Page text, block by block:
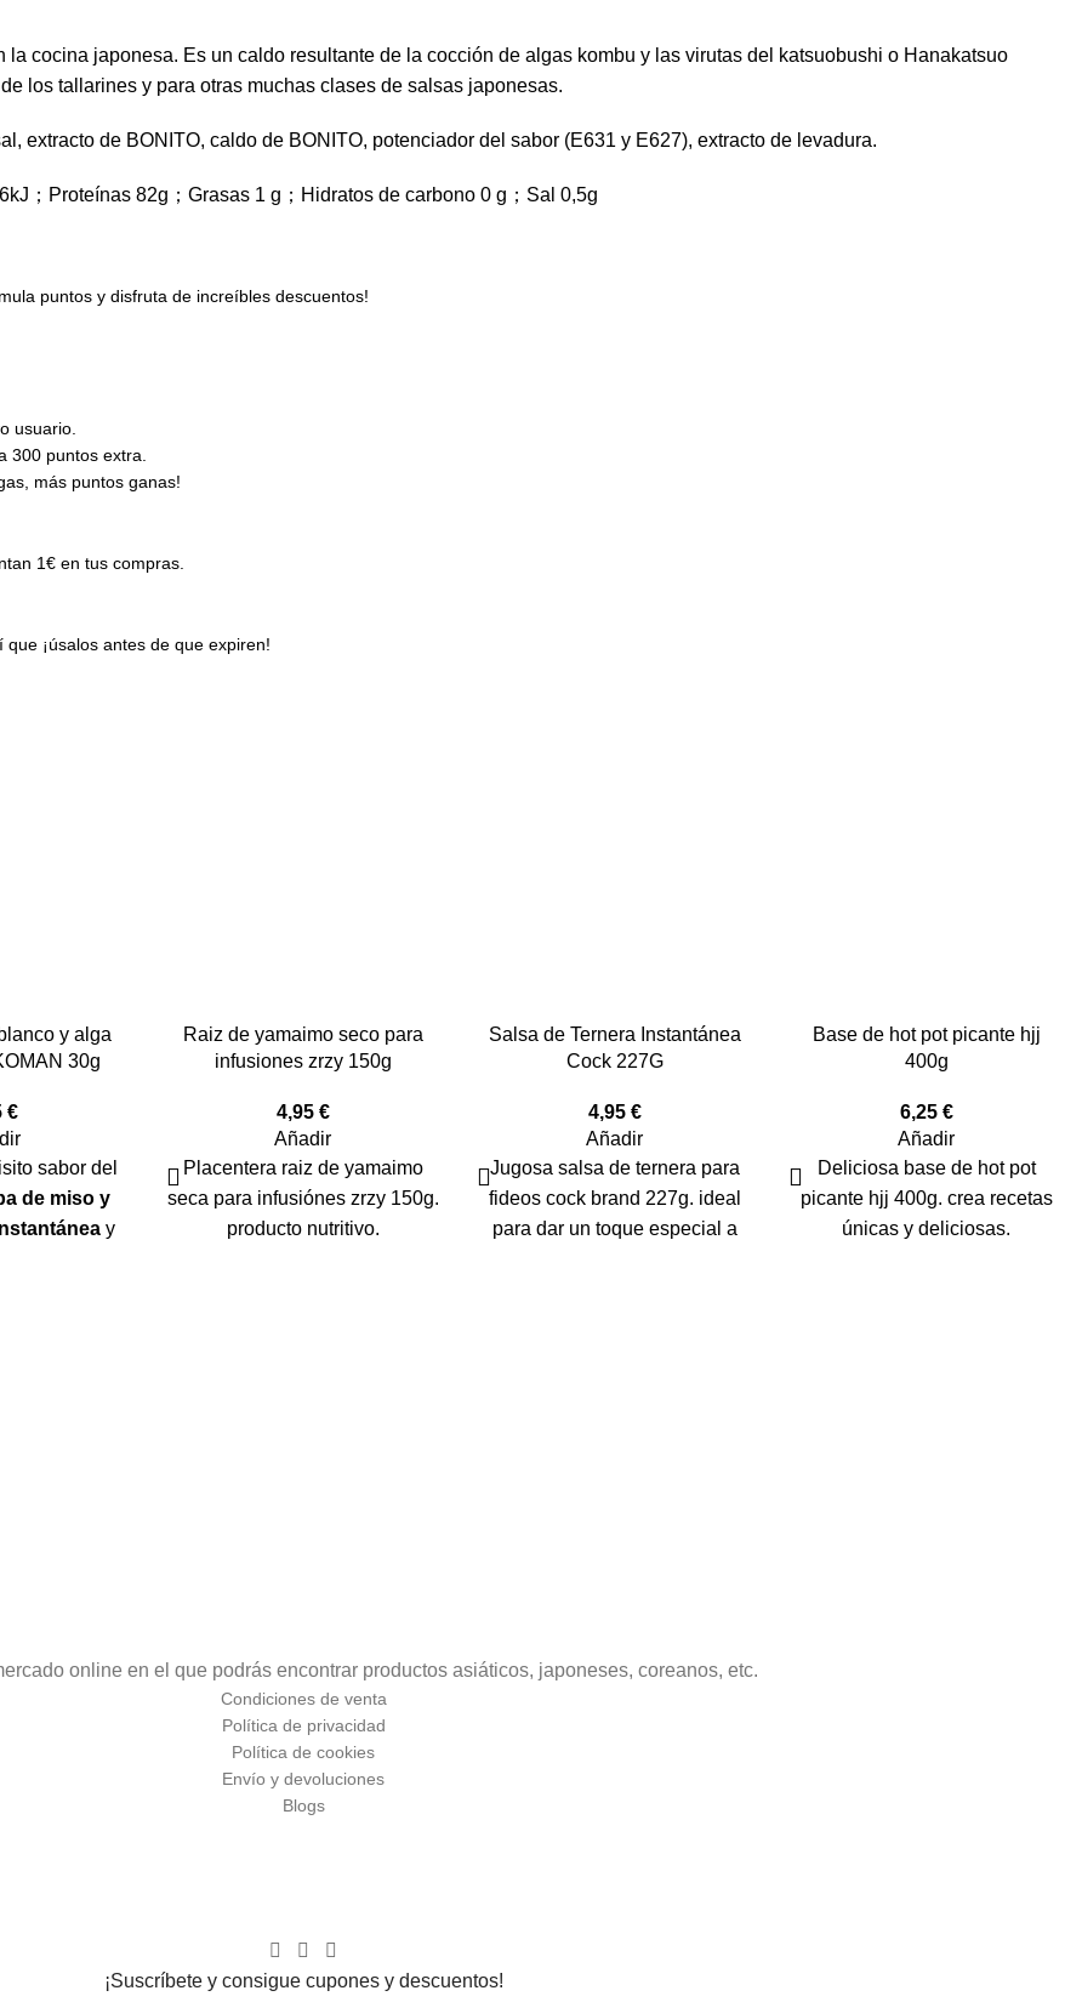
cocina japonesa. Es un caldo resultante de la cocción de algas kombu y las virutas del katsuobushi o Hanakatsuo
los tallarines y para otras muchas clases de salsas japonesas.
extracto de BONITO, caldo de BONITO, potenciador del sabor (E631 y E627), extracto de levadura.
；Proteínas 82g；Grasas 1 g；Hidratos de carbono 0 g；Sal 0,5g
puntos y disfruta de increíbles descuentos!
usuario.
300 puntos extra.
más puntos ganas!
1€ en tus compras.
¡úsalos antes de que expiren!
y alga
30g
€
sabor del
de miso y
y
Raiz de yamaimo seco para
infusiones zrzy 150g
4,95 €
Añadir
Placentera raiz de yamaimo
seca para infusiónes zrzy 150g.
producto nutritivo.
Salsa de Ternera Instantánea
Cock 227G
4,95 €
Añadir
Jugosa salsa de ternera para
fideos cock brand 227g. ideal
para dar un toque especial a
Base de hot pot picante hjj
400g
6,25 €
Añadir
Deliciosa base de hot pot
picante hjj 400g. crea recetas
únicas y deliciosas.
online en el que podrás encontrar productos asiáticos, japoneses, coreanos, etc.
Condiciones de venta
Política de privacidad
Política de cookies
Envío y devoluciones
Blogs
¡Suscríbete y consigue cupones y descuentos!